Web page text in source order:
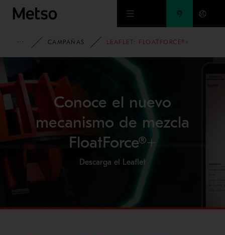
Ir al contenido principal
HOME
CAMPAÑAS LEAFLET: FLOATFORCE®+
Conoce el nuevo
mecanismo de mezcla
FloatForce®+
Descarga el Leaflet